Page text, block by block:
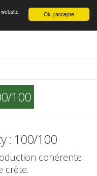
English Ok, j'accepte
100
: 100/100
cohérente
crête.